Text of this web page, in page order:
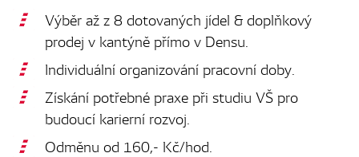
Výběr až z 8 dotovaných jídel & doplňkový
prodej v kantýně přímo v Densu.
Individuální organizování pracovní doby.
Získání potřebné praxe při studiu VŠ pro
budoucí karierní rozvoj.
Odměnu od 160,- Kč/hod.